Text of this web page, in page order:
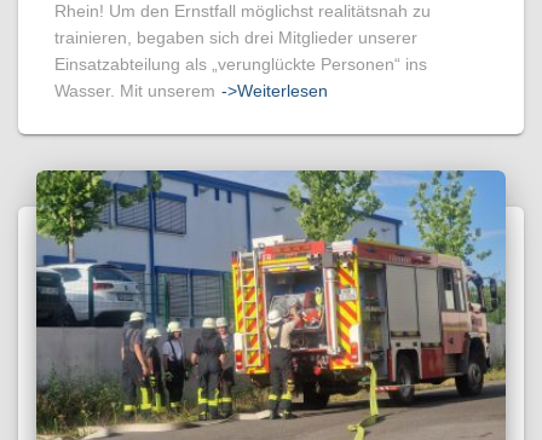
Rhein! Um den Ernstfall möglichst realitätsnah zu
trainieren, begaben sich drei Mitglieder unserer
Einsatzabteilung als „verunglückte Personen“ ins
Wasser. Mit unserem ->Weiterlesen